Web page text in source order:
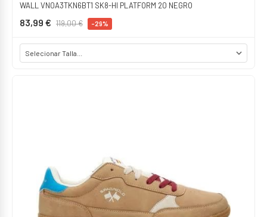
WALL VN0A3TKN6BT1 SK8-HI PLATFORM 20 NEGRO
83,99 € 119,00 € -29%